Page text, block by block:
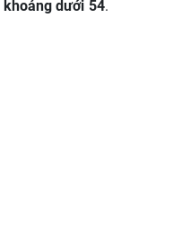
dưới 54.